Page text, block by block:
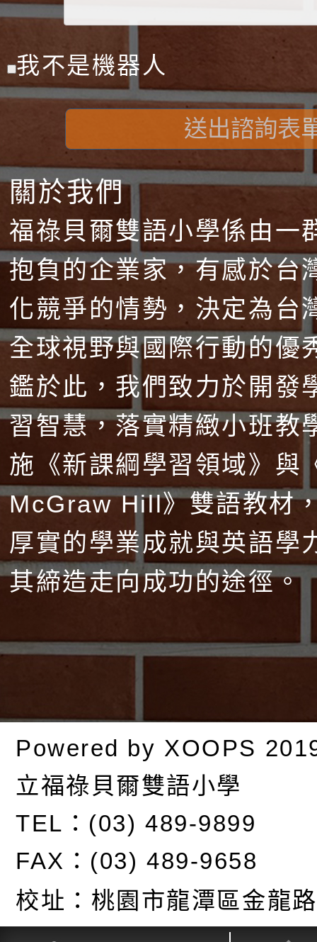
我不是機器人
送出諮詢表
關於我們
福祿貝爾雙語小學係由一
抱負的企業家，有感於台
化競爭的情勢，決定為台
全球視野與國際行動的優
鑑於此，我們致力於開發
習智慧，落實精緻小班教
施《新課綱學習領域》與
McGraw Hill》雙語教材
厚實的學業成就與英語學
其締造走向成功的途徑。
Powered by XOOPS
立福祿貝爾雙語小學
TEL：(03) 489-9899
FAX：(03) 489-9658
校址： 桃園市龍潭區金龍